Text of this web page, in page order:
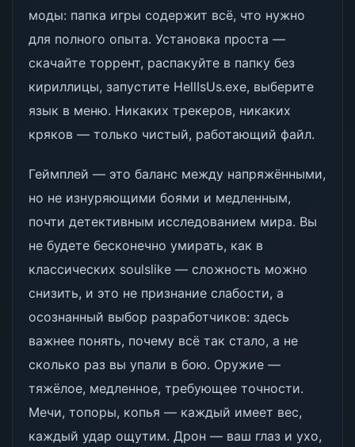
моды: папка игры содержит всё, что нужно
для полного опыта. Установка проста —
скачайте торрент, распакуйте в папку без
кириллицы, запустите HellIsUs.exe, выберите
язык в меню. Никаких трекеров, никаких
кряков — только чистый, работающий файл.
Геймплей — это баланс между напряжёнными,
но не изнуряющими боями и медленным,
почти детективным исследованием мира. Вы
не будете бесконечно умирать, как в
классических soulslike — сложность можно
снизить, и это не признание слабости, а
осознанный выбор разработчиков: здесь
важнее понять, почему всё так стало, а не
сколько раз вы упали в бою. Оружие —
тяжёлое, медленное, требующее точности.
Мечи, топоры, копья — каждый имеет вес,
каждый удар ощутим. Дрон — ваш глаз и ухо,